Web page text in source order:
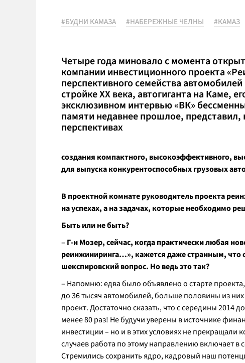
#БУДНИ КАМАЗА #НАБЕРЕЖНЫЕ ЧЕЛНЫ #КАМАЗ
Четыре года миновало с момента
компании инвестиционного проекта
перспективного семейства
стройке ХХ века, автогиганта на Каме,
эксклюзивном интервью «ВК»
памяти недавнее прошлое, представил,
перспективах
создания компактного, высокоэффективного,
для выпуска конкурентоспособных грузовых
В проектной комнате руководитель проекта
на успехах, а на задачах, которые необходимо
Быть или не быть?
– Г-н Мозер, сейчас, когда практически любая
реинжиниринга…», кажется даже странным, что
шекспировский вопрос. Но ведь это так?
– Напомню: едва было объявлено о старте
до 36 тысяч автомобилей, больше половины из
проект. Достаточно сказать, что с середины 2014
менее 80 раз! Не будучи уверены в источнике
инвестиции – но и в этих условиях не
случаев работа по этому направлению включает в
Стремились сохранить ядро, кадровый наш